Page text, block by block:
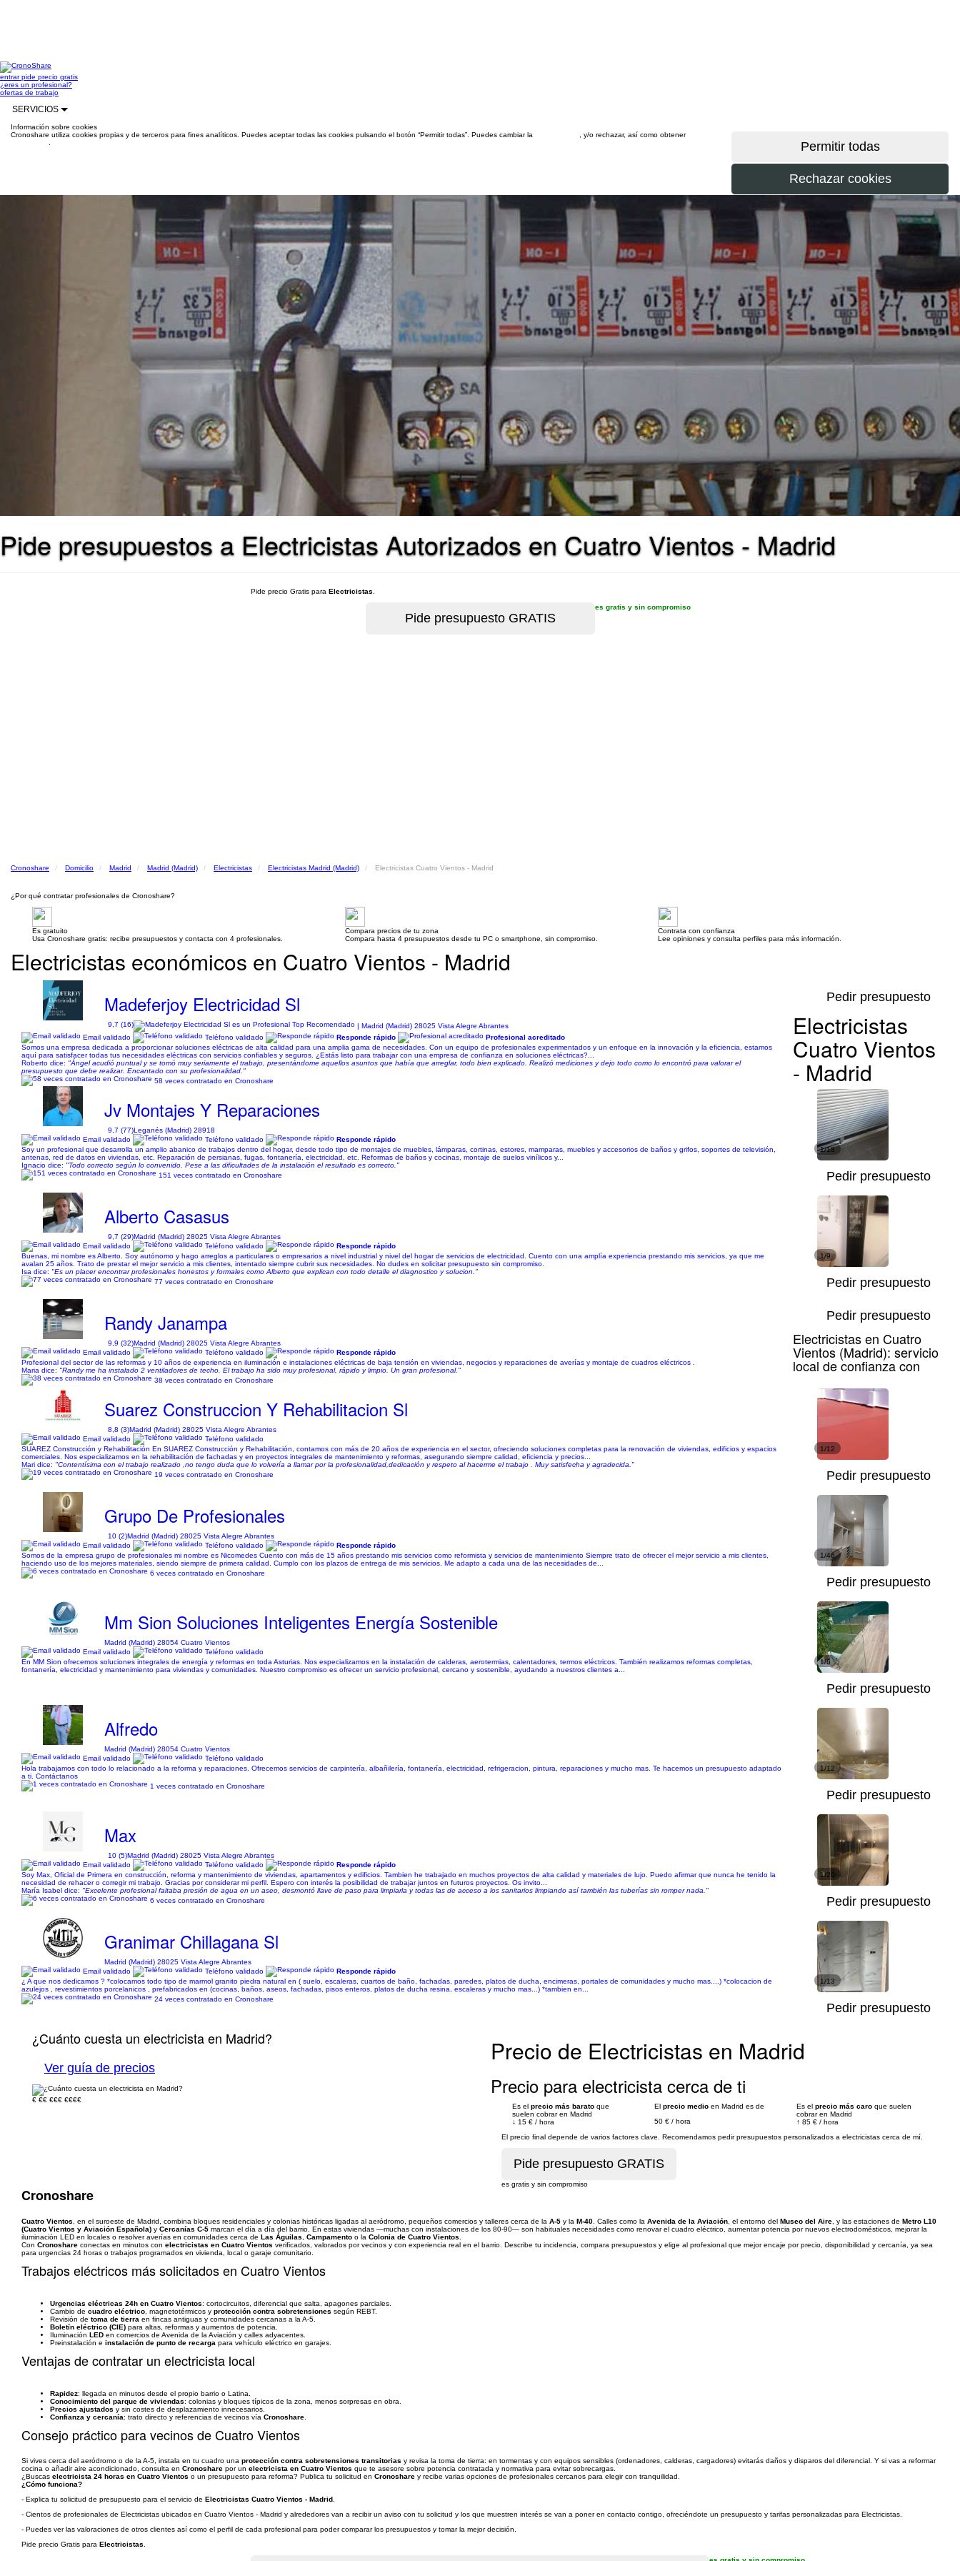
entrarpide precio gratis
¿eres un profesional?
ofertas de trabajo
SERVICIOS
Información sobre cookies
Cronoshare utiliza cookies propias y de terceros para fines analíticos. Puedes aceptar todas las cookies pulsando el botón “Permitir todas”. Puedes cambiar la
, y/o rechazar, así como obtener
Pide presupuestos a Electricistas Autorizados en Cuatro Vientos - Madrid
Pide precio Gratis para Electricistas
es gratis y sin compromiso
Cronoshare Domicilio Madrid Madrid (Madrid) Electricistas Electricistas Madrid (Madrid) Electricistas Cuatro Vientos - Madrid
¿Por qué contratar profesionales de Cronoshare?
Es gratuito
Usa Cronoshare gratis: recibe presupuestos y contacta con 4 profesionales.
Compara precios de tu zona
Compara hasta 4 presupuestos desde tu PC o smartphone, sin compromiso.
Contrata con confianza
Lee opiniones y consulta perfiles para más información.
Electricistas económicos en Cuatro Vientos - Madrid
Madeferjoy Electricidad Sl
9,7 (16)
| Madrid (Madrid) 28025 Vista Alegre Abrantes
Email validado
Teléfono validado Responde rápido
Profesional acreditado
Somos una empresa dedicada a proporcionar soluciones eléctricas de alta calidad para una amplia gama de necesidades. Con un equipo de profesionales experimentados y un enfoque en la innovación y la eficiencia, estamos
aquí para satisfacer todas tus necesidades eléctricas con servicios confiables y seguros. ¿Estás listo para trabajar con una empresa de confianza en soluciones eléctricas?...
Roberto dice: "Ángel acudió puntual y se tomó muy seriamente el trabajo, presentándome aquellos asuntos que había que arreglar, todo bien explicado. Realizó mediciones y dejo todo como lo encontró para valorar el
presupuesto que debe realizar. Encantado con su profesionalidad."
58 veces contratado en Cronoshare
Pedir presupuesto
Jv Montajes Y Reparaciones
9,7 (77)Leganés (Madrid) 28918
Email validado
Teléfono validado
Responde rápido
Soy un profesional que desarrolla un amplio abanico de trabajos dentro del hogar, desde todo tipo de montajes de muebles, lámparas, cortinas, estores, mamparas, muebles y accesorios de baños y grifos, soportes de televisión,
antenas, red de datos en viviendas, etc. Reparación de persianas, fugas, fontanería, electricidad, etc. Reformas de baños y cocinas, montaje de suelos vinílicos y...
Ignacio dice: "Todo correcto según lo convenido. Pese a las dificultades de la instalación el resultado es correcto."
151 veces contratado en Cronoshare
1/18
Pedir presupuesto
Alberto Casasus
9,7 (29)Madrid (Madrid) 28025 Vista Alegre Abrantes
Email validado
Teléfono validado
Responde rápido
Buenas, mi nombre es Alberto. Soy autónomo y hago arreglos a particulares o empresarios a nivel industrial y nivel del hogar de servicios de electricidad. Cuento con una amplía experiencia prestando mis servicios, ya que me
avalan 25 años. Trato de prestar el mejor servicio a mis clientes, intentado siempre cubrir sus necesidades. No dudes en solicitar presupuesto sin compromiso.
Isa dice: "Es un placer encontrar profesionales honestos y formales como Alberto que explican con todo detalle el diagnostico y solucion."
77 veces contratado en Cronoshare
1/9
Pedir presupuesto
Randy Janampa
9,9 (32)Madrid (Madrid) 28025 Vista Alegre Abrantes
Email validado
Teléfono validado
Responde rápido
Profesional del sector de las reformas y 10 años de experiencia en iluminación e instalaciones eléctricas de baja tensión en viviendas, negocios y reparaciones de averías y montaje de cuadros eléctricos .
Maria dice: "Randy me ha instalado 2 ventiladores de techo. El trabajo ha sido muy profesional, rápido y limpio. Un gran profesional."
38 veces contratado en Cronoshare
Pedir presupuesto
Suarez Construccion Y Rehabilitacion Sl
8,8 (3)Madrid (Madrid) 28025 Vista Alegre Abrantes
Email validado
Teléfono validado
SUAREZ Construcción y Rehabilitación En SUAREZ Construcción y Rehabilitación, contamos con más de 20 años de experiencia en el sector, ofreciendo soluciones completas para la renovación de viviendas, edificios y espacios
comerciales. Nos especializamos en la rehabilitación de fachadas y en proyectos integrales de mantenimiento y reformas, asegurando siempre calidad, eficiencia y precios...
Mari dice: "Contentísima con el trabajo realizado ,no tengo duda que lo volvería a llamar por la profesionalidad,dedicación y respeto al hacerme el trabajo . Muy satisfecha y agradecida."
19 veces contratado en Cronoshare
1/12
Pedir presupuesto
Grupo De Profesionales
10 (2)Madrid (Madrid) 28025 Vista Alegre Abrantes
Email validado
Teléfono validado
Responde rápido
Somos de la empresa grupo de profesionales mi nombre es Nicomedes Cuento con más de 15 años prestando mis servicios como reformista y servicios de mantenimiento Siempre trato de ofrecer el mejor servicio a mis clientes,
haciendo uso de los mejores materiales, siendo siempre de primera calidad. Cumplo con los plazos de entrega de mis servicios. Me adapto a cada una de las necesidades de...
6 veces contratado en Cronoshare
1/46
Pedir presupuesto
Mm Sion Soluciones Inteligentes Energía Sostenible
Madrid (Madrid) 28054 Cuatro Vientos
Email validado
Teléfono validado
En MM Sion ofrecemos soluciones integrales de energía y reformas en toda Asturias. Nos especializamos en la instalación de calderas, aerotermias, calentadores, termos eléctricos. También realizamos reformas completas,
fontanería, electricidad y mantenimiento para viviendas y comunidades. Nuestro compromiso es ofrecer un servicio profesional, cercano y sostenible, ayudando a nuestros clientes a...
1/6
Pedir presupuesto
Alfredo
Madrid (Madrid) 28054 Cuatro Vientos
Email validado
Teléfono validado
Hola trabajamos con todo lo relacionado a la reforma y reparaciones. Ofrecemos servicios de carpintería, albañilería, fontanería, electricidad, refrigeracion, pintura, reparaciones y mucho mas. Te hacemos un presupuesto adaptado
a ti. Contáctanos
1 veces contratado en Cronoshare
1/12
Pedir presupuesto
Max
10 (5)Madrid (Madrid) 28025 Vista Alegre Abrantes
Email validado
Teléfono validado
Responde rápido
Soy Max, Oficial de Primera en construcción, reforma y mantenimiento de viviendas, apartamentos y edificios. Tambien he trabajado en muchos proyectos de alta calidad y materiales de lujo. Puedo afirmar que nunca he tenido la
necesidad de rehacer o corregir mi trabajo. Gracias por considerar mi perfil. Espero con interés la posibilidad de trabajar juntos en futuros proyectos. Os invito...
María Isabel dice: "Excelente profesional faltaba presión de agua en un aseo, desmontó llave de paso para limpiarla y todas las de acceso a los sanitarios limpiando así también las tuberías sin romper nada."
6 veces contratado en Cronoshare
1/20
Pedir presupuesto
Granimar Chillagana Sl
Madrid (Madrid) 28025 Vista Alegre Abrantes
Email validado
Teléfono validado
Responde rápido
¿ A que nos dedicamos ? *colocamos todo tipo de marmol granito piedra natural en ( suelo, escaleras, cuartos de baño, fachadas, paredes, platos de ducha, encimeras, portales de comunidades y mucho mas....) *colocacion de
azulejos , revestimientos porcelanicos , prefabricados en (cocinas, baños, aseos, fachadas, pisos enteros, platos de ducha resina, escaleras y mucho mas...) *tambien en...
24 veces contratado en Cronoshare
1/13
Pedir presupuesto
¿Cuánto cuesta un electricista en Madrid?
Ver guía de precios
€ €€ €€€ €€€€
Precio de Electricistas en Madrid
Precio para electricista cerca de ti
Es el precio más barato que
suelen cobrar en Madrid
↓ 15 € / hora
El precio medio en Madrid es de
50 € / hora
Es el precio más caro que suelen
cobrar en Madrid
↑ 85 € / hora
El precio final depende de varios factores clave. Recomendamos pedir presupuestos personalizados a electricistas cerca de mí.
es gratis y sin compromiso
Electricistas
Cuatro Vientos
- Madrid
Electricistas en Cuatro
Vientos (Madrid): servicio
local de confianza con
Cronoshare
Cuatro Vientos , en el suroeste de Madrid, combina bloques residenciales y colonias históricas ligadas al aeródromo, pequeños comercios y talleres cerca de la A-5 y la M-40 . Calles como la Avenida de la Aviación , el entorno del Museo del Aire , y las estaciones de Metro L10
(Cuatro Vientos y Aviación Española) y Cercanías C-5 marcan el día a día del barrio. En estas viviendas —muchas con instalaciones de los 80-90— son habituales necesidades como renovar el cuadro eléctrico, aumentar potencia por nuevos electrodomésticos, mejorar la
iluminación LED en locales o resolver averías en comunidades cerca de Las Águilas Campamento o la Colonia de Cuatro Vientos
Con Cronoshare conectas en minutos con electricistas en Cuatro Vientos verificados, valorados por vecinos y con experiencia real en el barrio. Describe tu incidencia, compara presupuestos y elige al profesional que mejor encaje por precio, disponibilidad y cercanía, ya sea
para urgencias 24 horas o trabajos programados en vivienda, local o garaje comunitario.
Trabajos eléctricos más solicitados en Cuatro Vientos
Urgencias eléctricas 24h en Cuatro Vientos: cortocircuitos, diferencial que salta, apagones parciales.
Cambio de cuadro eléctrico , magnetotérmicos y protección contra sobretensiones según REBT.
Revisión de toma de tierra en fincas antiguas y comunidades cercanas a la A-5.
Boletín eléctrico (CIE) para altas, reformas y aumentos de potencia.
Iluminación LED en comercios de Avenida de la Aviación y calles adyacentes.
Preinstalación e instalación de punto de recarga para vehículo eléctrico en garajes.
Ventajas de contratar un electricista local
Rapidez: llegada en minutos desde el propio barrio o Latina.
Conocimiento del parque de viviendas: colonias y bloques típicos de la zona, menos sorpresas en obra.
Precios ajustados y sin costes de desplazamiento innecesarios.
Confianza y cercanía: trato directo y referencias de vecinos vía Cronoshare
Consejo práctico para vecinos de Cuatro Vientos
Si vives cerca del aeródromo o de la A-5, instala en tu cuadro una protección contra sobretensiones transitorias y revisa la toma de tierra: en tormentas y con equipos sensibles (ordenadores, calderas, cargadores) evitarás daños y disparos del diferencial. Y si vas a reformar
cocina o añadir aire acondicionado, consulta en Cronoshare por un electricista en Cuatro Vientos que te asesore sobre potencia contratada y normativa para evitar sobrecargas.
¿Buscas electricista 24 horas en Cuatro Vientos o un presupuesto para reforma? Publica tu solicitud en Cronoshare y recibe varias opciones de profesionales cercanos para elegir con tranquilidad.
¿Cómo funciona?
- Explica tu solicitud de presupuesto para el servicio de Electricistas Cuatro Vientos - Madrid
- Cientos de profesionales de Electricistas ubicados en Cuatro Vientos - Madrid y alrededores van a recibir un aviso con tu solicitud y los que muestren interés se van a poner en contacto contigo, ofreciéndote un presupuesto y tarifas personalizadas para Electricistas.
- Puedes ver las valoraciones de otros clientes así como el perfil de cada profesional para poder comparar los presupuestos y tomar la mejor decisión.
Pide precio Gratis para Electricistas